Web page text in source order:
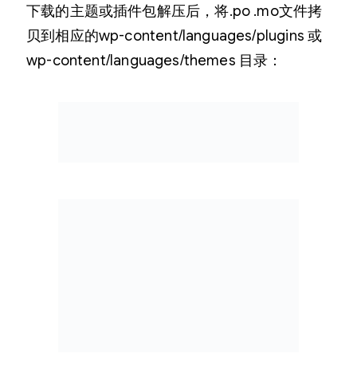
下载的主题或插件包解压后，将.po .mo文件拷
贝到相应的wp-content/languages/plugins 或
wp-content/languages/themes 目录：